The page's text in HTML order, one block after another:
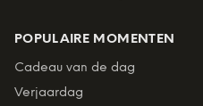
POPULAIRE MOMENTEN
Cadeau van de dag
Verjaardag